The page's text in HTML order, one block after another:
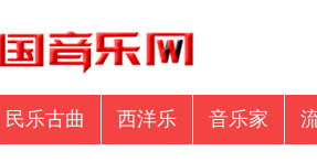
民乐古曲 西洋乐 音乐家